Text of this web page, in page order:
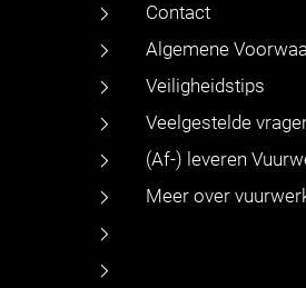
Contact
Algemene
Veiligheidstips
Veelgestelde
(Af-) leveren
Meer over